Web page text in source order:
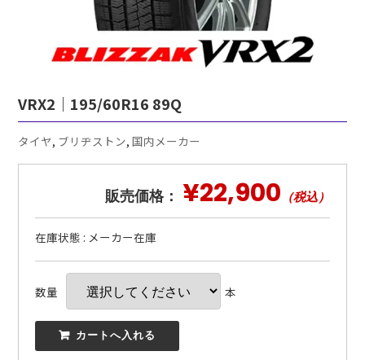
VRX2｜195/60R16 89Q
タイヤ, ブリヂストン,国内メーカー
販売価格： ¥22,900 （税込）
在庫状態 : メーカー在庫
数量 本
 カートへ入れる